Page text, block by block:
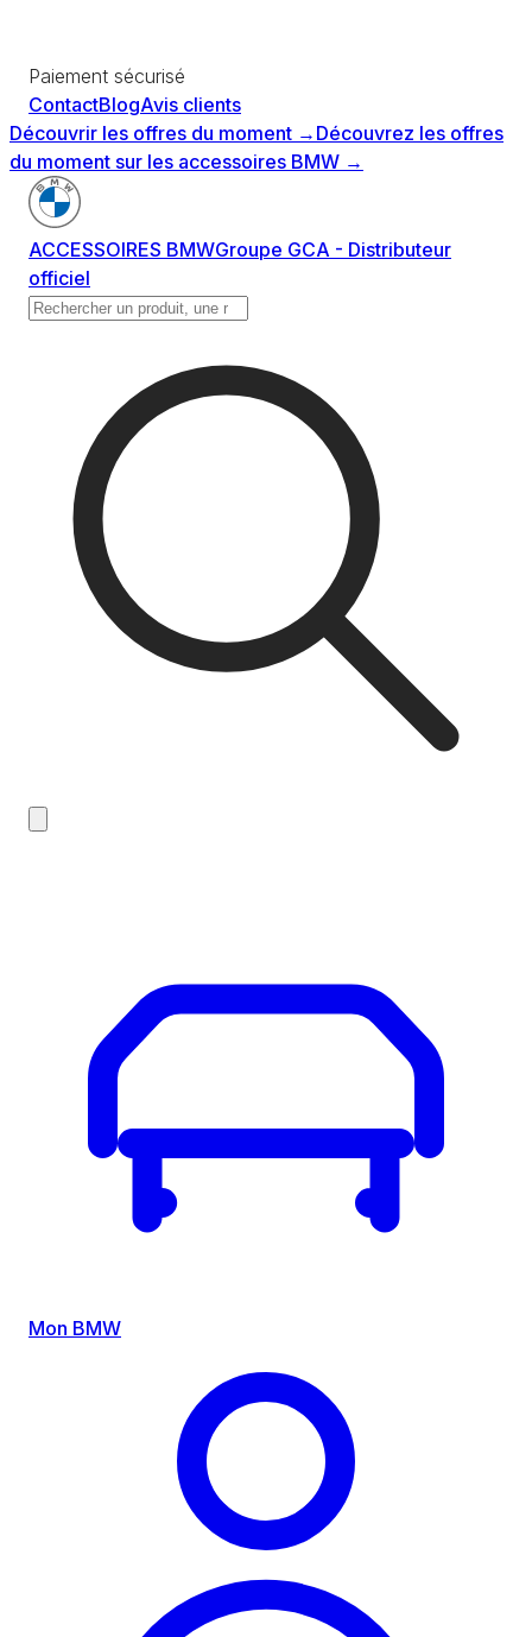
Paiement sécurisé
ContactBlogAvis clients
Découvrir les offres du moment → Découvrez les offres
du moment sur les accessoires BMW →
ACCESSOIRES BMWGroupe GCA - Distributeur
officiel
Mon BMW